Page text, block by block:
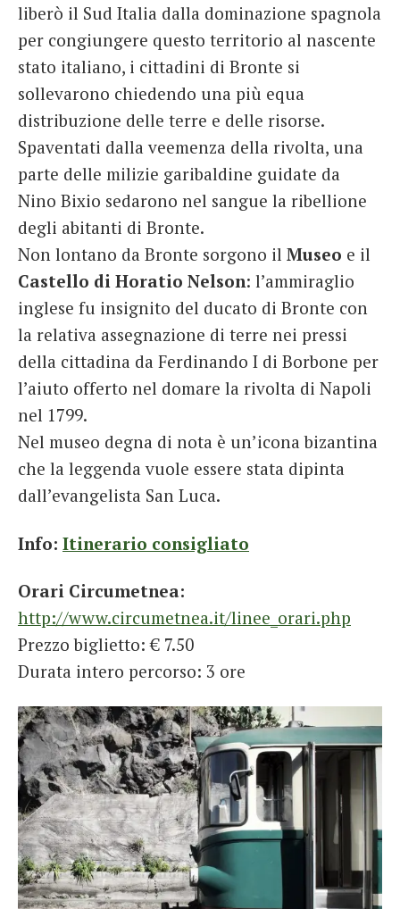
liberò il Sud Italia dalla dominazione spagnola
per congiungere questo territorio al nascente
stato italiano, i cittadini di Bronte si
sollevarono chiedendo una più equa
distribuzione delle terre e delle risorse.
Spaventati dalla veemenza della rivolta, una
parte delle milizie garibaldine guidate da
Nino Bixio sedarono nel sangue la ribellione
degli abitanti di Bronte.
Non lontano da Bronte sorgono il Museo e il
Castello di Horatio Nelson: l’ammiraglio
inglese fu insignito del ducato di Bronte con
la relativa assegnazione di terre nei pressi
della cittadina da Ferdinando I di Borbone per
l’aiuto offerto nel domare la rivolta di Napoli
nel 1799.
Nel museo degna di nota è un’icona bizantina
che la leggenda vuole essere stata dipinta
dall’evangelista San Luca.
Info: Itinerario consigliato
Orari Circumetnea:
http://www.circumetnea.it/linee_orari.php
Prezzo biglietto: € 7.50
Durata intero percorso: 3 ore